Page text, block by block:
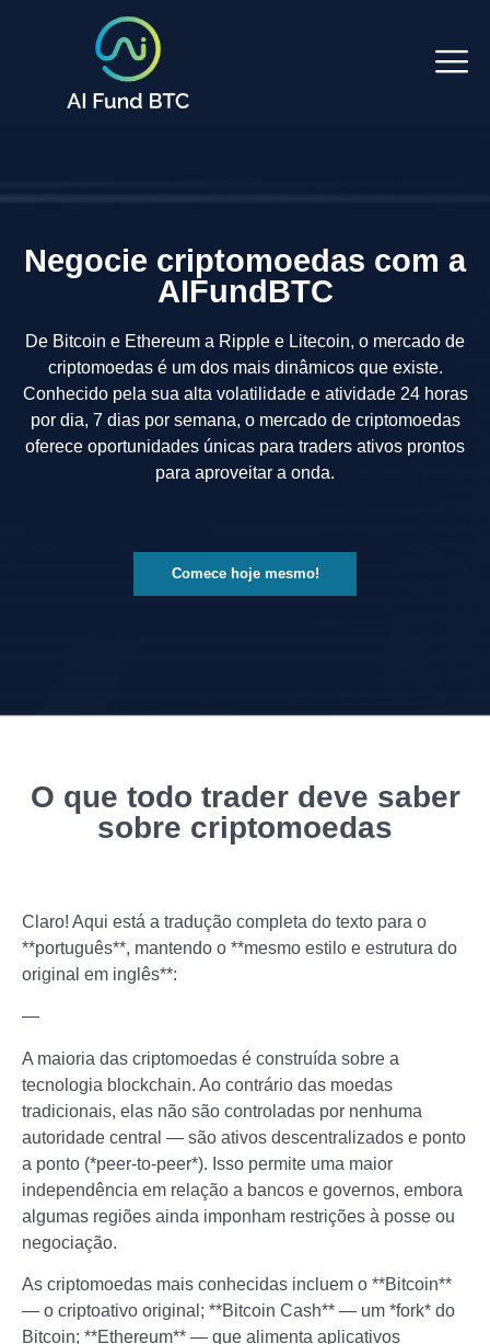
Negocie criptomoedas com a
AIFundBTC
De Bitcoin e Ethereum a Ripple e Litecoin, o mercado de
criptomoedas é um dos mais dinâmicos que existe.
Conhecido pela sua alta volatilidade e atividade 24 horas
por dia, 7 dias por semana, o mercado de criptomoedas
oferece oportunidades únicas para traders ativos prontos
para aproveitar a onda.
Comece hoje mesmo!
O que todo trader deve saber
sobre criptomoedas
Claro! Aqui está a tradução completa do texto para o
**português**, mantendo o **mesmo estilo e estrutura do
original em inglês**:
—
A maioria das criptomoedas é construída sobre a
tecnologia blockchain. Ao contrário das moedas
tradicionais, elas não são controladas por nenhuma
autoridade central — são ativos descentralizados e ponto
a ponto (*peer-to-peer*). Isso permite uma maior
independência em relação a bancos e governos, embora
algumas regiões ainda imponham restrições à posse ou
negociação.
As criptomoedas mais conhecidas incluem o **Bitcoin**
— o criptoativo original; **Bitcoin Cash** — um *fork* do
Bitcoin; **Ethereum** — que alimenta aplicativos